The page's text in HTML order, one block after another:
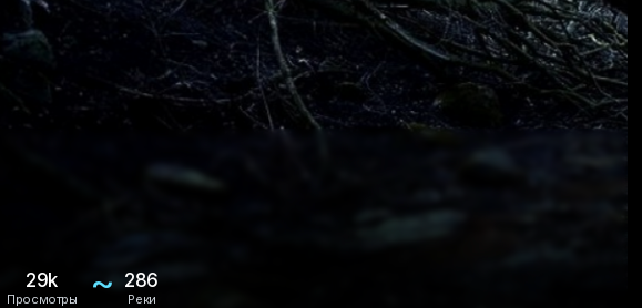
29k
Просмотры ~ 286
Реки